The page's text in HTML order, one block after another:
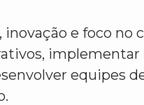
e foco no
implementar
equipes